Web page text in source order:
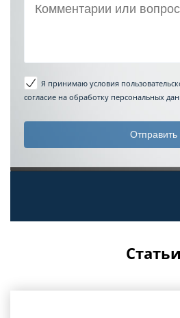
Я принимаю условия
согласие на обработку персональных
Статьи